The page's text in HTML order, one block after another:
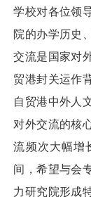
学校对各位领
院的办学历史
交流是国家对
贸港封关运作
自贸港中外人
对外交流的核
流频次大幅增
间，希望与会
力研究院形成